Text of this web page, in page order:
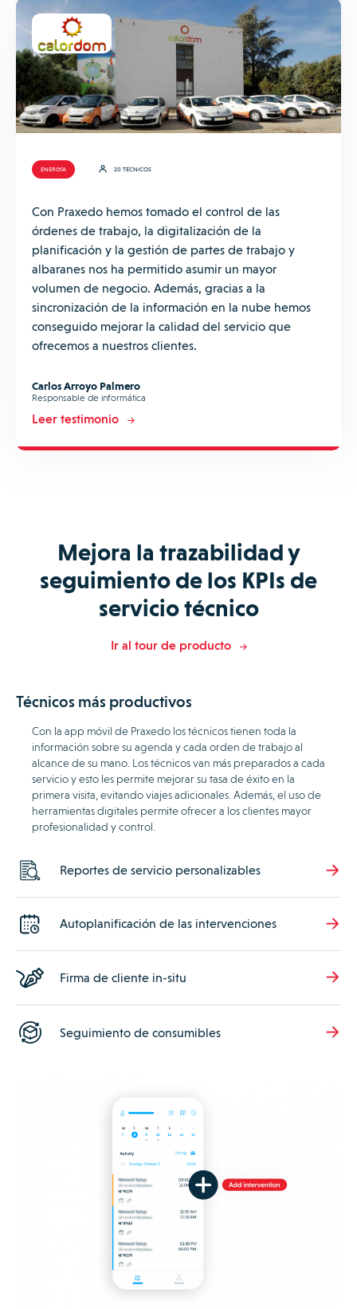
ENERGÍA 20 TÉCNICOS
Con Praxedo hemos tomado el control de las
órdenes de trabajo, la digitalización de la
planificación y la gestión de partes de trabajo y
albaranes nos ha permitido asumir un mayor
volumen de negocio. Además, gracias a la
sincronización de la información en la nube hemos
conseguido mejorar la calidad del servicio que
ofrecemos a nuestros clientes.
Carlos Arroyo Palmero
Responsable de informática
Leer testimonio
Mejora la trazabilidad y
seguimiento de los KPIs de
servicio técnico
Ir al tour de producto
Técnicos más productivos
Con la app móvil de Praxedo los técnicos tienen toda la
información sobre su agenda y cada orden de trabajo al
alcance de su mano. Los técnicos van más preparados a cada
servicio y esto les permite mejorar su tasa de éxito en la
primera visita, evitando viajes adicionales. Además, el uso de
herramientas digitales permite ofrecer a los clientes mayor
profesionalidad y control.
Reportes de servicio personalizables
Autoplanificación de las intervenciones
Firma de cliente in-situ
Seguimiento de consumibles